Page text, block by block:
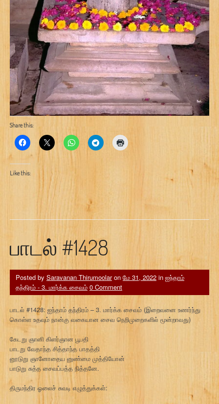
Share this:
Like this:
பாடல் #1428
Posted by Saravanan Thirumoolaron மே 31, 2022 in ஐந்தாம்
தந்திரம் - 3. மார்க்க சைவம் 0 Comment
பாடல் #1428: ஐந்தாம் தந்திரம் – 3. மார்க்க சைவம் (இறைவனை உணர்ந்து
கொள்ள உதவும் நான்கு வகையான சைவ நெறிமுறைகளில் மூன்றாவது)
கேடறு ஞானி கிளர்ஞான பூபதி
பாடறு வேதாந்த சித்தாந்த பாதத்தி
னூடுறு ஞானோதைய னுண்மை முத்தியோன்
பாடுறு சுத்த சைவப்பத்த நித்தனே.
திருமந்திர ஓலைச் சுவடி எழுத்துக்கள்: